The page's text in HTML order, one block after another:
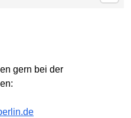
gern bei der